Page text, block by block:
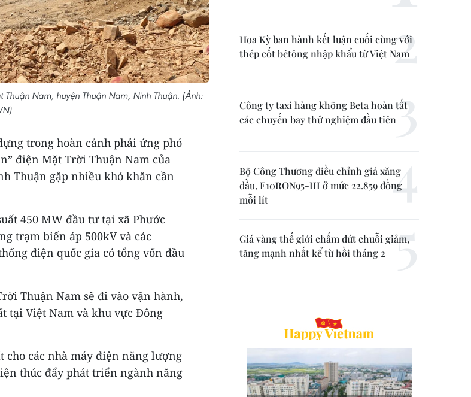
Nam, huyện Thuận Nam, Ninh Thuận. (Ảnh:
trong hoàn cảnh phải ứng phó
điện Mặt Trời Thuận Nam của
Thuận gặp nhiều khó khăn cần
450 MW đầu tư tại xã Phước
trạm biến áp 500kV và các
điện quốc gia có tổng vốn đầu
Thuận Nam sẽ đi vào vận hành,
tại Việt Nam và khu vực Đông
cho các nhà máy điện năng lượng
thúc đẩy phát triển ngành năng
Hoa Kỳ ban hành kết luận cuối cùng với
thép cốt bêtông nhập khẩu từ Việt Nam
Công ty taxi hàng không Beta hoàn tất
các chuyến bay thử nghiệm đầu tiên
Bộ Công Thương điều chỉnh giá xăng
dầu, E10RON95-III ở mức 22.859 đồng
mỗi lít
Giá vàng thế giới chấm dứt chuỗi giảm,
tăng mạnh nhất kể từ hồi tháng 2